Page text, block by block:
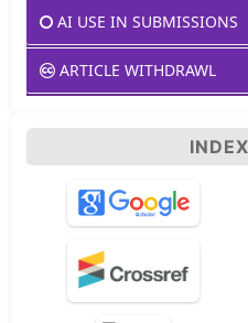
AI USE IN SUBMISSIONS
ARTICLE WITHDRAWL